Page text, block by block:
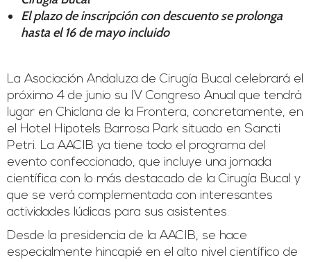
El plazo de inscripción con descuento se prolonga
hasta el 16 de mayo incluido
La Asociación Andaluza de Cirugía Bucal celebrará el
próximo 4 de junio su IV Congreso Anual que tendrá
lugar en Chiclana de la Frontera, concretamente, en
el Hotel Hipotels Barrosa Park situado en Sancti
Petri. La AACIB ya tiene todo el programa del
evento confeccionado, que incluye una jornada
científica con lo más destacado de la Cirugía Bucal y
que se verá complementada con interesantes
actividades lúdicas para sus asistentes.
Desde la presidencia de la AACIB, se hace
especialmente hincapié en el alto nivel científico de